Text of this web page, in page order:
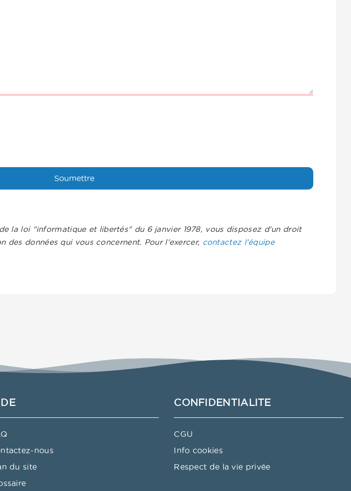
la loi "informatique et libertés" du 6 janvier 1978, vous disposez d'un droit
des données qui vous concernent. Pour l'exercer, contactez l'équipe
nous
du site
CONFIDENTIALITE
CGU
Info cookies
Respect de la vie privée